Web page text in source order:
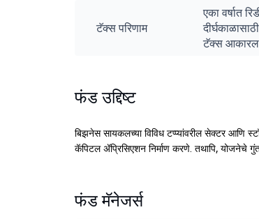
टॅक्स परिणाम
एका वर्षात
टॅक्स
फंड उद्दिष्ट
बिझनेस सायकलच्या विविध टप्प्यांवरील सेक्टर आणि
कॅपिटल ॲप्रिसिएशन निर्माण करणे. तथापि, योजनेचे
फंड मॅनेजर्स